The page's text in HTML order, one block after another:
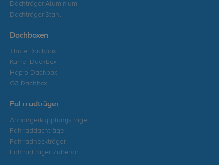
Dachträger Aluminium
Dachträger Stahl
Dachboxen
Thule Dachbox
Kamei Dachbox
Hapro Dachbox
G3 Dachbox
Fahrradträger
Anhängerkupplungsträger
Fahrraddachträger
Fahrradheckträger
Fahrradträger Zubehör